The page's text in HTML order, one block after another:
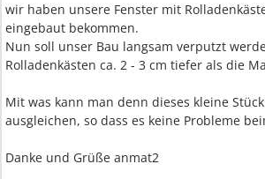
wir haben unsere Fenster mit
eingebaut bekommen.
Nun soll unser Bau langsam verputzt
Rolladenkästen ca. 2 - 3 cm tiefer als die
Mit was kann man denn dieses kleine
ausgleichen, so dass es keine Probleme
Danke und Grüße anmat2